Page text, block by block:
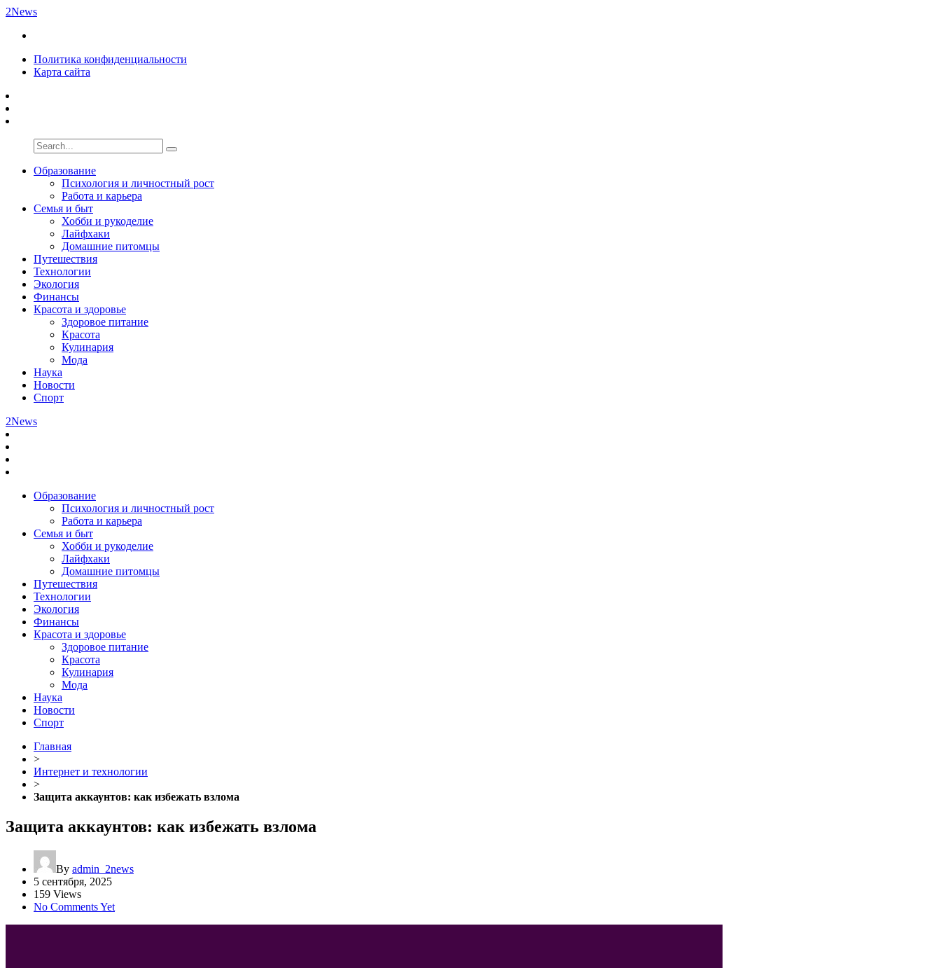
2News
Политика конфиденциальности
Карта сайта
Образование
Психология и личностный рост
Работа и карьера
Семья и быт
Хобби и рукоделие
Лайфхаки
Домашние питомцы
Путешествия
Технологии
Экология
Финансы
Красота и здоровье
Здоровое питание
Красота
Кулинария
Мода
Наука
Новости
Спорт
2News
Образование
Психология и личностный рост
Работа и карьера
Семья и быт
Хобби и рукоделие
Лайфхаки
Домашние питомцы
Путешествия
Технологии
Экология
Финансы
Красота и здоровье
Здоровое питание
Красота
Кулинария
Мода
Наука
Новости
Спорт
Главная
>
Интернет и технологии
>
Защита аккаунтов: как избежать взлома
Защита аккаунтов: как избежать взлома
By admin_2news
5 сентября, 2025
159 Views
No Comments Yet